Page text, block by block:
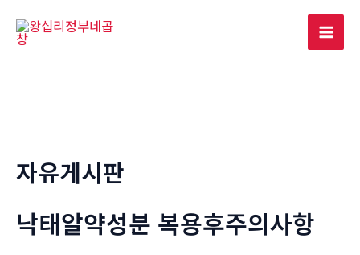
Main
자유게시판
낙태알약성분 복용후주의사항